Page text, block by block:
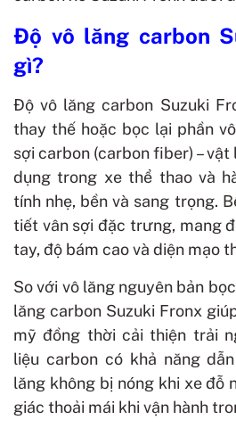
Độ vô lăng carbon
gì?
Độ vô lăng carbon Suzuki
thay thế hoặc bọc lại phần
sợi carbon (carbon fiber) –
dụng trong xe thể thao và
tính nhẹ, bền và sang trọng.
tiết vân sợi đặc trưng, mang
tay, độ bám cao và diện mạo
So với vô lăng nguyên bản
lăng carbon Suzuki Fronx
mỹ đồng thời cải thiện trải
liệu carbon có khả năng
lăng không bị nóng khi xe đỗ
giác thoải mái khi vận hành